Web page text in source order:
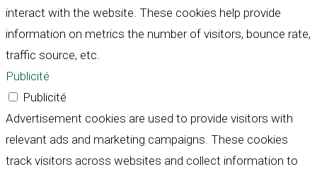
interact with the website. These cookies help provide
information on metrics the number of visitors, bounce rate,
traffic source, etc.
Publicité
Publicité
Advertisement cookies are used to provide visitors with
relevant ads and marketing campaigns. These cookies
track visitors across websites and collect information to